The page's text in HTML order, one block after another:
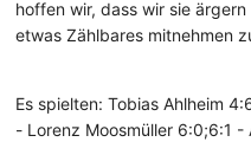
hoffen wir, dass wir sie
etwas Zählbares mitnehmen
Es spielten: Tobias Ahlheim
- Lorenz Moosmüller 6:0;6:1